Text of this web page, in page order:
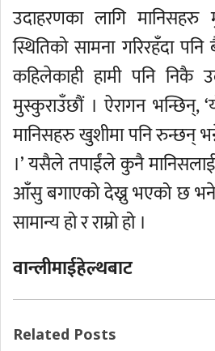
उदाहरणका लागि मानिसहरु
स्थितिको सामना गरिरहँदा
कहिलेकाही हामी पनि निकै
मुस्कुराउँछौं । ऐरागन भन्छिन्,
मानिसहरु खुशीमा पनि रुन्छन्
।’ यसैले तपाईंले कुनै
आँसु बगाएको देख्नु भएको छ भने
सामान्य हो र राम्रो हो ।
वान्लीमाईहेल्थबाट
Related Posts